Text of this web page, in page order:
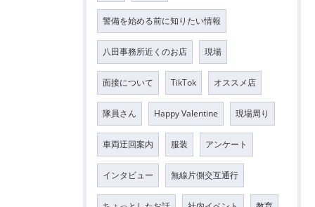
警備を始める前に知りたい情報
八田事務所近くのお店 現場
面接について TikTok オススメ店
隊員さん Happy Valentine 現場周り
車両迂回案内 服装 アンケート
インタビュー 無線片側交互通行